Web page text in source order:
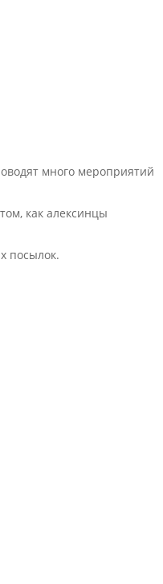
много мероприятий
как алексинцы
посылок.